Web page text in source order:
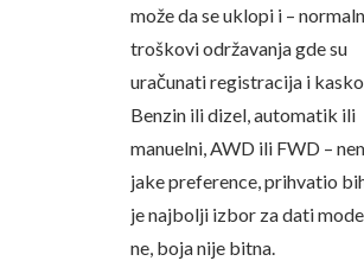
može da se uklopi i –
troškovi održavanja gde su
uračunati registracija i
Benzin ili dizel, automatik ili
manuelni, AWD ili FWD –
jake preference, prihvatio
je najbolji izbor za dati
ne, boja nije bitna.